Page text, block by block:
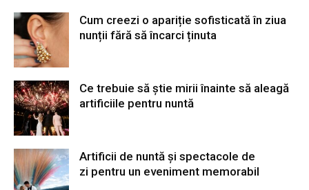
Cum creezi o apariție sofisticată în ziua
nunții fără să încarci ținuta
Ce trebuie să știe mirii înainte să aleagă
artificiile pentru nuntă
Artificii de nuntă și spectacole de
zi pentru un eveniment memorabil